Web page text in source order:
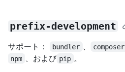
prefix-development
サポート： bundler composer
npm 、および pip 。